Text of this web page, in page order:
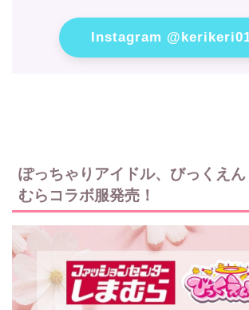
Instagram
ぽっちゃりアイドル、びっくえん
むらコラボ服発売！